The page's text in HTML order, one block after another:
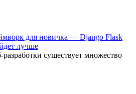
для новичка — Django Flask
лучше
существует множество